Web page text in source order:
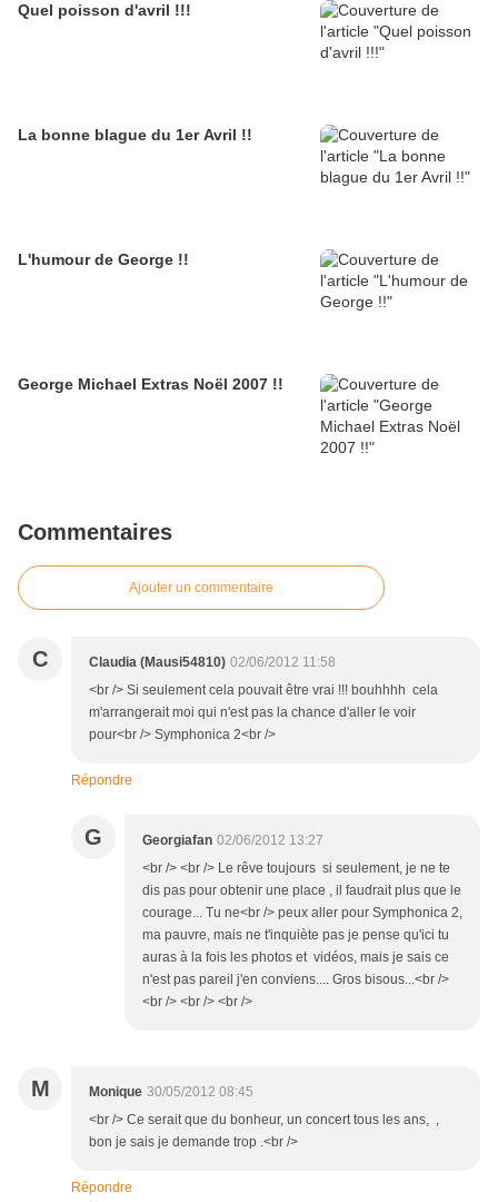
Quel poisson d'avril !!!
La bonne blague du 1er Avril !!
L'humour de George !!
George Michael Extras Noël 2007 !!
Commentaires
Ajouter un commentaire
C Claudia (Mausi54810) 02/06/2012 11:58
<br /> Si seulement cela pouvait être vrai !!! bouhhhh cela
m'arrangerait moi qui n'est pas la chance d'aller le voir
pour<br /> Symphonica 2<br />
Répondre
G Georgiafan 02/06/2012 13:27
<br /> <br /> Le rêve toujours si seulement, je ne te
dis pas pour obtenir une place , il faudrait plus que le
courage... Tu ne<br /> peux aller pour Symphonica 2,
ma pauvre, mais ne t'inquiète pas je pense qu'ici tu
auras à la fois les photos et vidéos, mais je sais ce
n'est pas pareil j'en conviens.... Gros bisous...<br />
<br /> <br /> <br />
M Monique 30/05/2012 08:45
<br /> Ce serait que du bonheur, un concert tous les ans, ,
bon je sais je demande trop .<br />
Répondre